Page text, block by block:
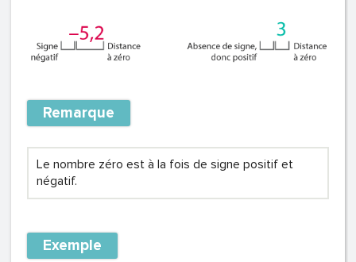
Remarque
Le nombre zéro est à la fois de signe positif et
négatif.
Exemple